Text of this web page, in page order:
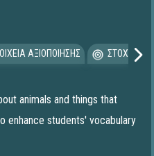
ΑΞΙΟΠΟΙΗΣΗΣ
animals and things that
enhance students' vocabulary